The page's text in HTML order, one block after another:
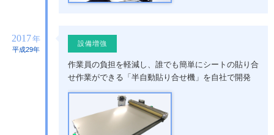
2017年
平成29年
設備増強
作業員の負担を軽減し、誰でも簡単にシートの貼り合
せ作業ができる「半自動貼り合せ機」を自社で開発